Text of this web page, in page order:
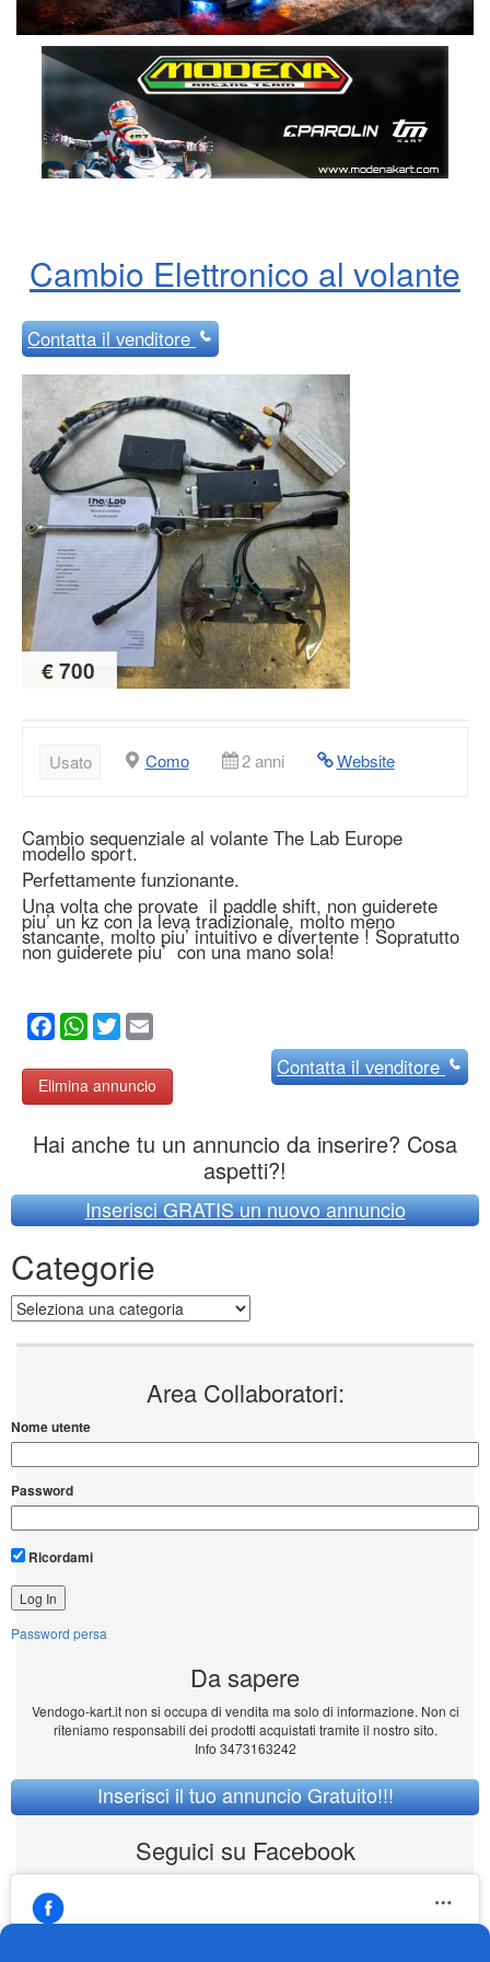
Cambio Elettronico al volante
Contattail venditore
€ 700
Usato Como 2 anni Website
Cambio sequenziale al volante The Lab Europe
modello sport.
Perfettamente funzionante.
Una volta che provate il paddle shift, non guiderete
piu’ un kz con la leva tradizionale, molto meno
stancante, molto piu’ intuitivo e divertente ! Sopratutto
non guiderete piu’ con una mano sola!
Facebook
WhatsApp
Twitter
Elimina annuncio
Contattail venditore
Hai anche tu un annuncio da inserire? Cosa
aspetti?!
Inserisci GRATIS un nuovo annuncio
Categorie
Categorie
Area Collaboratori:
Nome utente
Password
Ricordami
Password persa
Da sapere
Vendogo-kart.it non si occupa di vendita ma solo di informazione. Non ci
riteniamo responsabili dei prodotti acquistati tramite il nostro sito.
Info 3473163242
Inserisci il tuo annuncio Gratuito!!!
Seguici su Facebook